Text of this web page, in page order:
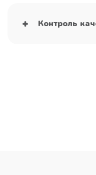
Контроль